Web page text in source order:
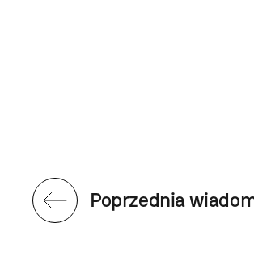
Poprzednia